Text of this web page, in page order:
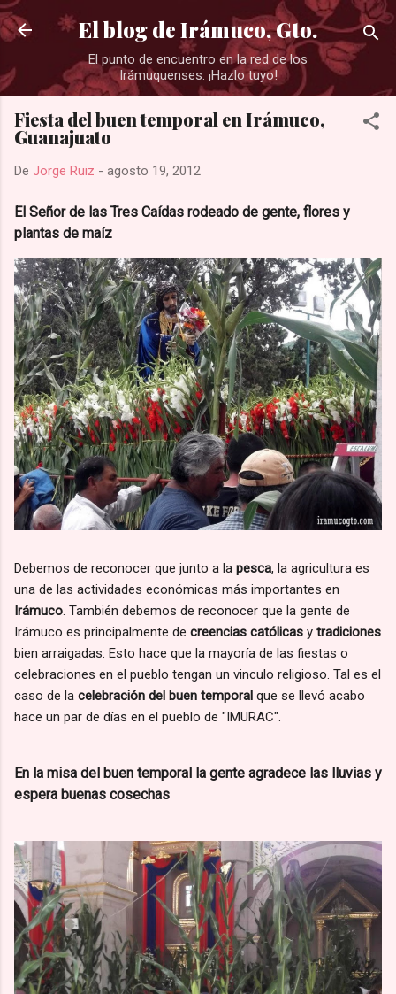
Ir al contenido principal
El blog de Irámuco, Gto.
El punto de encuentro en la red de los
Irámuquenses. ¡Hazlo tuyo!
Fiesta del buen temporal en Irámuco,
Guanajuato
De Jorge Ruiz - agosto 19, 2012
El Señor de las Tres Caídas rodeado de gente, flores y
plantas de maíz
Debemos de reconocer que junto a la pesca, la agricultura es
una de las actividades económicas más importantes en
Irámuco. También debemos de reconocer que la gente de
Irámuco es principalmente de creencias católicas y tradiciones
bien arraigadas. Esto hace que la mayoría de las fiestas o
celebraciones en el pueblo tengan un vinculo religioso. Tal es el
caso de la celebración del buen temporal que se llevó acabo
hace un par de días en el pueblo de "IMURAC".
En la misa del buen temporal la gente agradece las lluvias y
espera buenas cosechas